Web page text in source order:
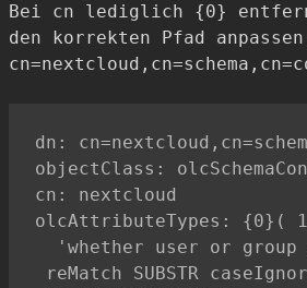
Bei cn lediglich {0}
den korrekten Pfad
dn:
objectClass:
cn: nextcloud
olcAttributeTypes: {0}(
'whether user or group
reMatch SUBSTR